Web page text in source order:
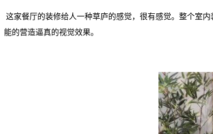
这家餐厅的装修给人一种草庐的感觉，很有感觉。整个室
能的营造逼真的视觉效果。